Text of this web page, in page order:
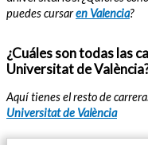
puedes cursaren Valencia?
¿Cuáles son todas las
Universitat de
Aquí tienes el resto de
Universitat de València